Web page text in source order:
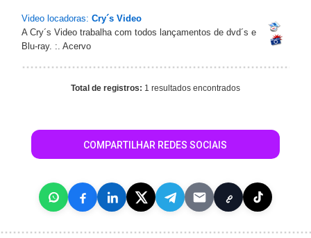
Video locadoras: Cry´s Video
A Cry´s Video trabalha com todos lançamentos de dvd´s e
Blu-ray. :. Acervo
Total de registros: 1 resultados encontrados
COMPARTILHAR REDES SOCIAIS